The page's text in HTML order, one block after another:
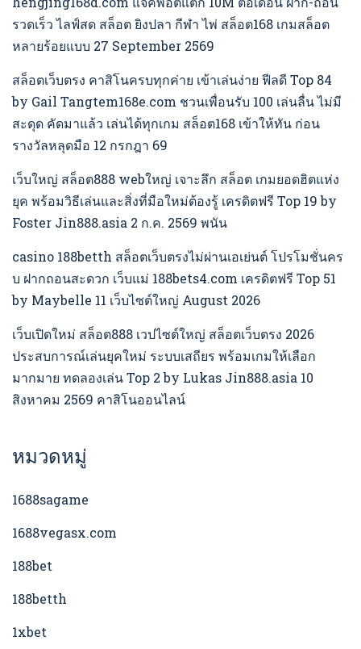
รวดเร็ว ไลฟ์สด สล็อต ยิงปลา กีฬา ไพ่ สล็อต168 เกมสล็อต
หลายร้อยแบบ 27 September 2569
สล็อตเว็บตรง คาสิโนครบทุกค่าย เข้าเล่นง่าย ฟีลดี Top 84
by Gail Tangtem168e.com ชวนเพื่อนรับ 100 เล่นลื่น ไม่มี
สะดุด คัดมาแล้ว เล่นได้ทุกเกม สล็อต168 เข้าให้ทัน ก่อน
รางวัลหลุดมือ 12 กรกฎา 69
เว็บใหญ่ สล็อต888 webใหญ่ เจาะลึก สล็อต เกมยอดฮิตแห่ง
ยุค พร้อมวิธีเล่นและสิ่งที่มือใหม่ต้องรู้ เครดิตฟรี Top 19 by
Foster Jin888.asia 2 ก.ค. 2569 พนัน
casino 188betth สล็อตเว็บตรงไม่ผ่านเอเย่นต์ โปรโมชั่นคร
บ ฝากถอนสะดวก เว็บแม่ 188bets4.com เครดิตฟรี Top 51
by Maybelle 11 เว็บไซต์ใหญ่ August 2026
เว็บเปิดใหม่ สล็อต888 เวปไซต์ใหญ่ สล็อตเว็บตรง 2026
ประสบการณ์เล่นยุคใหม่ ระบบเสถียร พร้อมเกมให้เลือก
มากมาย ทดลองเล่น Top 2 by Lukas Jin888.asia 10
สิงหาคม 2569 คาสิโนออนไลน์
หมวดหมู่
1688sagame
1688vegasx.com
188bet
188betth
1xbet